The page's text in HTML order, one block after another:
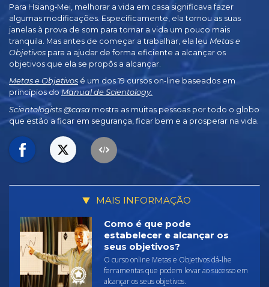
Para Hsiang‑Mei, melhorar a vida em casa significava fazer
algumas modificações. Especificamente, ela tornou as suas
janelas à prova de som para tornar a vida um pouco mais
tranquila. Mas antes de começar a trabalhar, ela leu Metas e
Objetivos para a ajudar de forma eficiente a alcançar os
objetivos que ela se propôs a alcançar.
Metas e Objetivos é um dos 19 cursos on‑line baseados em
princípios do Manual de Scientology.
Scientologists @casa mostra as muitas pessoas por todo o globo
que estão a ficar em segurança, ficar bem e a prosperar na vida.
MAIS INFORMAÇÃO
Como é que pode
estabelecer e alcançar os
seus objetivos?
O curso online Metas e Objetivos dá‑lhe
ferramentas que podem levar ao sucesso em
alcançar os seus objetivos.